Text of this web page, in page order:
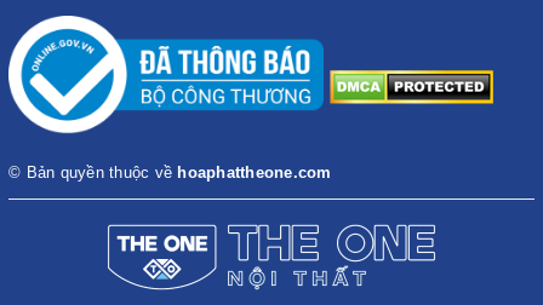
© Bản quyền thuộc về hoaphattheone.com